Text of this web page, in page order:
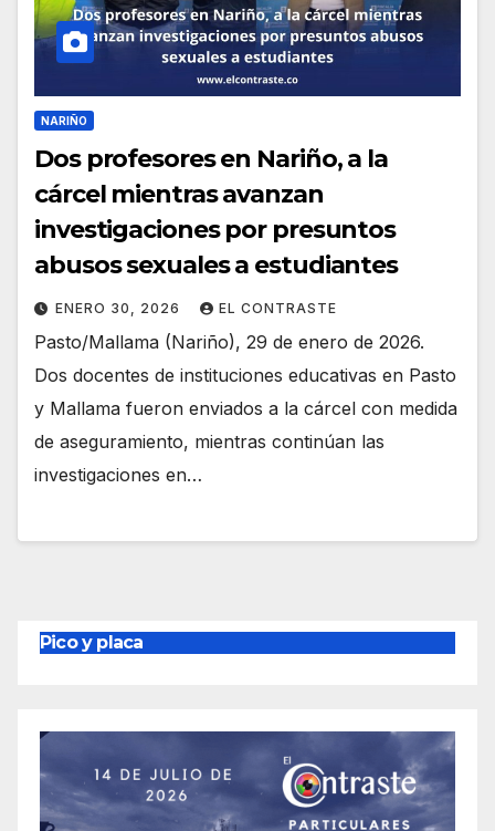
NARIÑO
Dos profesores en Nariño, a la
cárcel mientras avanzan
investigaciones por presuntos
abusos sexuales a estudiantes
ENERO 30, 2026 EL CONTRASTE
Pasto/Mallama (Nariño), 29 de enero de 2026.
Dos docentes de instituciones educativas en Pasto
y Mallama fueron enviados a la cárcel con medida
de aseguramiento, mientras continúan las
investigaciones en…
Pico y placa